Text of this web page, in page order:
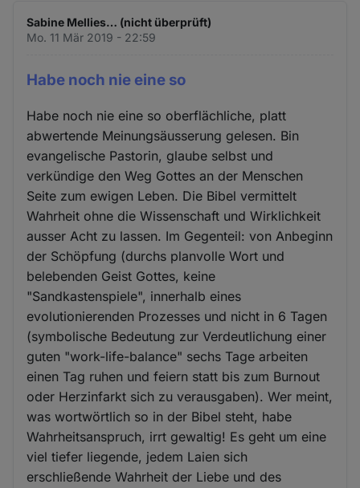
Sabine Mellies… (nicht überprüft)
Mo. 11 Mär 2019 - 22:59
Habe noch nie eine so
Habe noch nie eine so oberflächliche, platt
abwertende Meinungsäusserung gelesen. Bin
evangelische Pastorin, glaube selbst und
verkündige den Weg Gottes an der Menschen
Seite zum ewigen Leben. Die Bibel vermittelt
Wahrheit ohne die Wissenschaft und Wirklichkeit
ausser Acht zu lassen. Im Gegenteil: von Anbeginn
der Schöpfung (durchs planvolle Wort und
belebenden Geist Gottes, keine
"Sandkastenspiele", innerhalb eines
evolutionierenden Prozesses und nicht in 6 Tagen
(symbolische Bedeutung zur Verdeutlichung einer
guten "work-life-balance" sechs Tage arbeiten
einen Tag ruhen und feiern statt bis zum Burnout
oder Herzinfarkt sich zu verausgaben). Wer meint,
was wortwörtlich so in der Bibel steht, habe
Wahrheitsanspruch, irrt gewaltig! Es geht um eine
viel tiefer liegende, jedem Laien sich
erschließende Wahrheit der Liebe und des